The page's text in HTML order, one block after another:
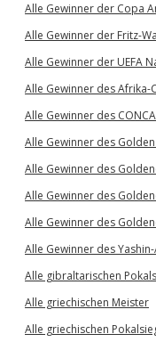
Alle Gewinner der Copa
Alle Gewinner der Fritz-
Alle Gewinner der UEFA
Alle Gewinner des Afrika-
Alle Gewinner des
Alle Gewinner des
Alle Gewinner des
Alle Gewinner des
Alle Gewinner des
Alle Gewinner des
Alle gibraltarischen
Alle griechischen Meister
Alle griechischen